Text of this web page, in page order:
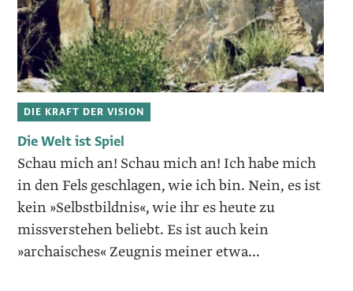
DIE KRAFT DER VISION
Die Welt ist Spiel
Schau mich an! Schau mich an! Ich habe mich
in den Fels geschlagen, wie ich bin. Nein, es ist
kein »Selbstbildnis«, wie ihr es heute zu
missverstehen beliebt. Es ist auch kein
»archaisches« Zeugnis meiner etwa...